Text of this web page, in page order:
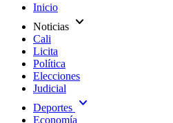
Inicio
Noticias expand_more
Cali
Licita
Política
Elecciones
Judicial
Deportes expand_more
Economía